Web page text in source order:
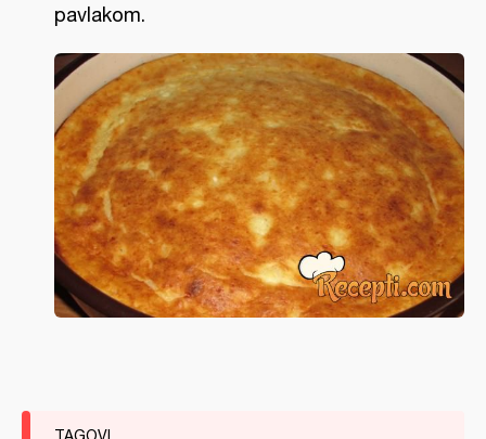
pavlakom.